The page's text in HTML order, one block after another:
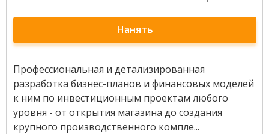
Нанять
Профессиональная и детализированная
разработка бизнес-планов и финансовых моделей
к ним по инвестиционным проектам любого
уровня - от открытия магазина до создания
крупного производственного компле...